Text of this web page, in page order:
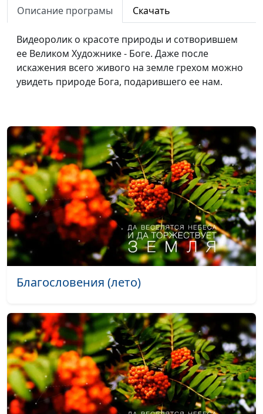
Нравственная привычка (осень)
Духмяная пора (лето)
Первый утренник (осень)
Златолесье (лето) #491
Завтрак (лето) #490
Конец зимы (зима) #489
Мечты сбываются (зима и лето) #488
Звуки осеннего леса (осень) #487
Осенняя пора (осень) #486
Черничное счастье (лето) #483
Расслышать Бога (лето) #482
Природа — не бездушный лик...
(весна)
Май #481
Зимний ролик (сборка) (зима) #480
Описание програмы Скачать
Видеоролик о красоте природы и сотворившем
ее Великом Художнике - Боге. Даже после
искажения всего живого на земле грехом можно
увидеть природе Бога, подарившего ее нам.
Благословения (лето)